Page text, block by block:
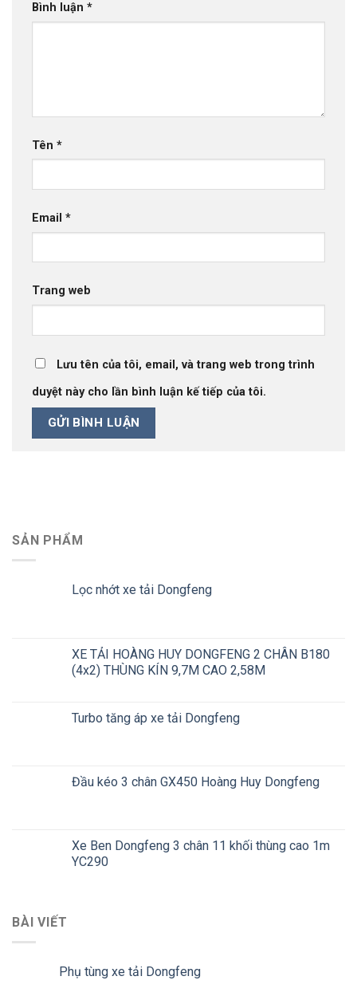
Bình luận *
Tên *
Email *
Trang web
Lưu tên của tôi, email, và trang web trong trình
duyệt này cho lần bình luận kế tiếp của tôi.
SẢN PHẨM
Lọc nhớt xe tải Dongfeng
XE TẢI HOÀNG HUY DONGFENG 2 CHÂN B180
(4x2) THÙNG KÍN 9,7M CAO 2,58M
Turbo tăng áp xe tải Dongfeng
Đầu kéo 3 chân GX450 Hoàng Huy Dongfeng
Xe Ben Dongfeng 3 chân 11 khối thùng cao 1m
YC290
BÀI VIẾT
Phụ tùng xe tải Dongfeng